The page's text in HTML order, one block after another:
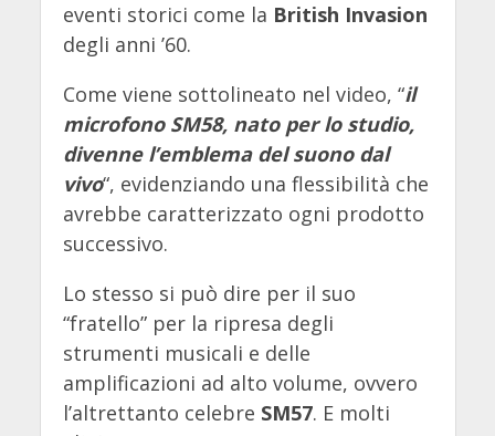
eventi storici come la British Invasion
degli anni ’60.
Come viene sottolineato nel video, “il
microfono SM58, nato per lo studio,
divenne l’emblema del suono dal
vivo“, evidenziando una flessibilità che
avrebbe caratterizzato ogni prodotto
successivo.
Lo stesso si può dire per il suo
“fratello” per la ripresa degli
strumenti musicali e delle
amplificazioni ad alto volume, ovvero
l’altrettanto celebre SM57. E molti